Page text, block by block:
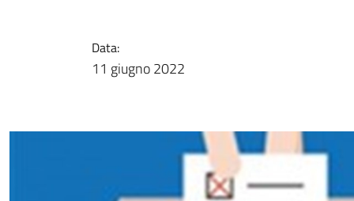
Data:
11 giugno 2022